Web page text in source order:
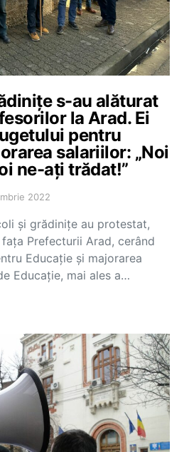
s-au alăturat
la Arad. Ei
pentru
salariilor: „Noi
ne-aţi trădat!”
2022
şi grădiniţe au protestat,
Prefecturii Arad, cerând
Educaţie şi majorarea
Educaţie, mai ales a…